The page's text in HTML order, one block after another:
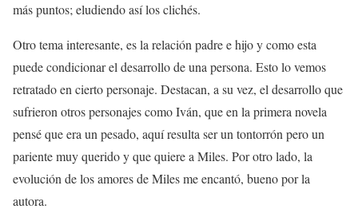
más puntos; eludiendo así los clichés.
Otro tema interesante, es la relación padre e hijo y como esta
puede condicionar el desarrollo de una persona. Esto lo vemos
retratado en cierto personaje. Destacan, a su vez, el desarrollo que
sufrieron otros personajes como Iván, que en la primera novela
pensé que era un pesado, aquí resulta ser un tontorrón pero un
pariente muy querido y que quiere a Miles. Por otro lado, la
evolución de los amores de Miles me encantó, bueno por la
autora.